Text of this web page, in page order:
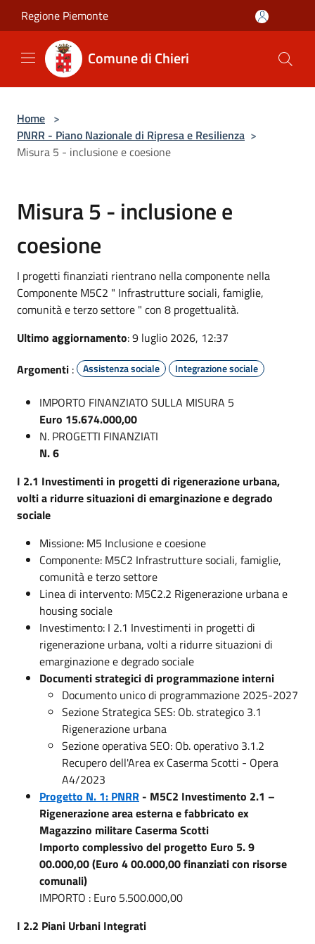
Salta al contenuto principale
Regione Piemonte
Comune di Chieri
Home >
PNRR - Piano Nazionale di Ripresa e Resilienza >
Misura 5 - inclusione e coesione
Misura 5 - inclusione e
coesione
I progetti finanziati rientrano nella componente nella
Componente M5C2 " Infrastrutture sociali, famiglie,
comunità e terzo settore " con 8 progettualità.
Ultimo aggiornamento: 9 luglio 2026, 12:37
Argomenti : Assistenza sociale Integrazione sociale
IMPORTO FINANZIATO SULLA MISURA 5
Euro 15.674.000,00
N. PROGETTI FINANZIATI
N. 6
I 2.1 Investimenti in progetti di rigenerazione urbana,
volti a ridurre situazioni di emarginazione e degrado
sociale
Missione: M5 Inclusione e coesione
Componente: M5C2 Infrastrutture sociali, famiglie,
comunità e terzo settore
Linea di intervento: M5C2.2 Rigenerazione urbana e
housing sociale
Investimento: I 2.1 Investimenti in progetti di
rigenerazione urbana, volti a ridurre situazioni di
emarginazione e degrado sociale
Documenti strategici di programmazione interni
Documento unico di programmazione 2025-2027
Sezione Strategica SES: Ob. strategico 3.1
Rigenerazione urbana
Sezione operativa SEO: Ob. operativo 3.1.2
Recupero dell'Area ex Caserma Scotti - Opera
A4/2023
Progetto N. 1: PNRR- M5C2 Investimento 2.1 –
Rigenerazione area esterna e fabbricato ex
Magazzino militare Caserma Scotti
Importo complessivo del progetto Euro 5. 9
00.000,00 (Euro 4 00.000,00 finanziati con risorse
comunali)
IMPORTO : Euro 5.500.000,00
I 2.2 Piani Urbani Integrati